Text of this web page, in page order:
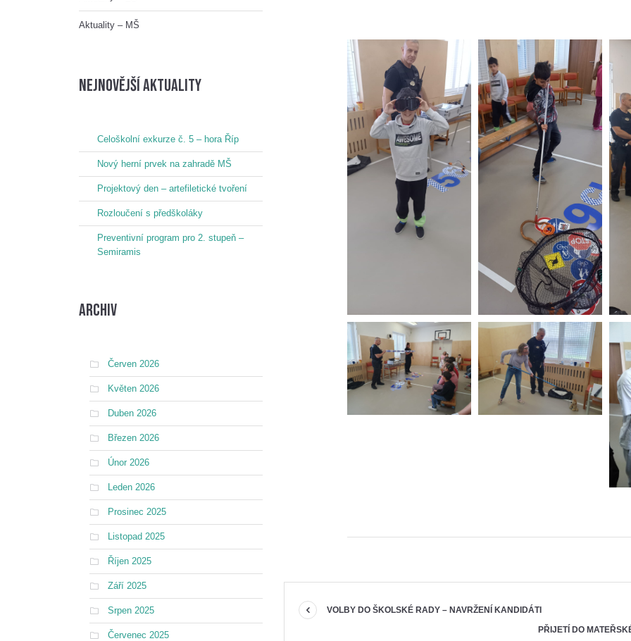
VOLBY DO ŠKOLSKÉ RADY – NAVRŽENÍ KANDIDÁTI
PŘIJETÍ DO
Aktuality – MŠ
nejnovější aktuality
Celoškolní exkurze č. 5 – hora Říp
Nový herní prvek na zahradě MŠ
Projektový den – artefiletické tvoření
Rozloučení s předškoláky
Preventivní program pro 2. stupeň –
Semiramis
Archiv
Červen 2026
Květen 2026
Duben 2026
Březen 2026
Únor 2026
Leden 2026
Prosinec 2025
Listopad 2025
Říjen 2025
Září 2025
Srpen 2025
Červenec 2025